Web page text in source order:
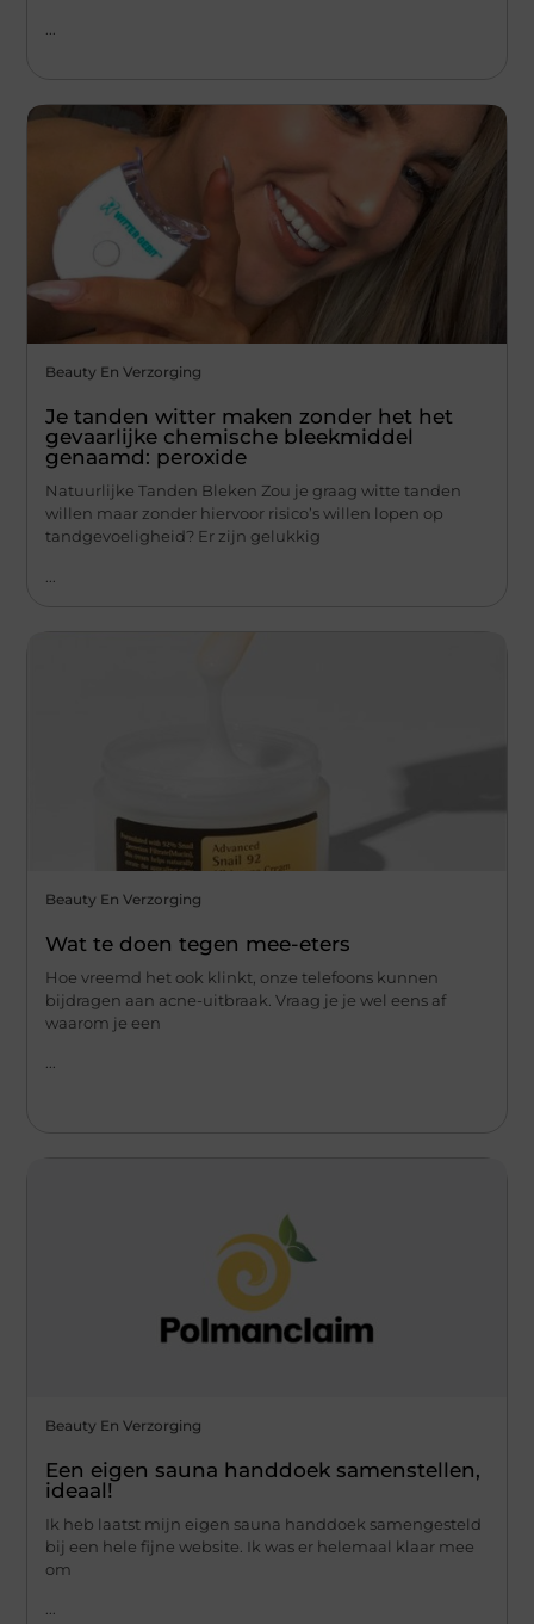
Beauty En Verzorging
Je tanden witter maken zonder het het
gevaarlijke chemische bleekmiddel
genaamd: peroxide
Natuurlijke Tanden Bleken Zou je graag witte tanden
willen maar zonder hiervoor risico’s willen lopen op
tandgevoeligheid? Er zijn gelukkig
Beauty En Verzorging
Wat te doen tegen mee-eters
Hoe vreemd het ook klinkt, onze telefoons kunnen
bijdragen aan acne-uitbraak. Vraag je je wel eens af
waarom je een
Beauty En Verzorging
Een eigen sauna handdoek samenstellen,
ideaal!
Ik heb laatst mijn eigen sauna handdoek samengesteld
bij een hele fijne website. Ik was er helemaal klaar mee
om
...